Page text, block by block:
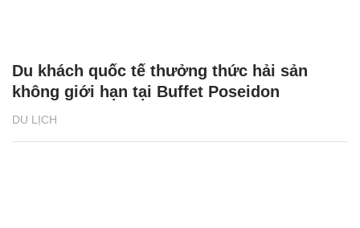
DU LỊCH
Du khách quốc tế thưởng thức hải sản
không giới hạn tại Buffet Poseidon